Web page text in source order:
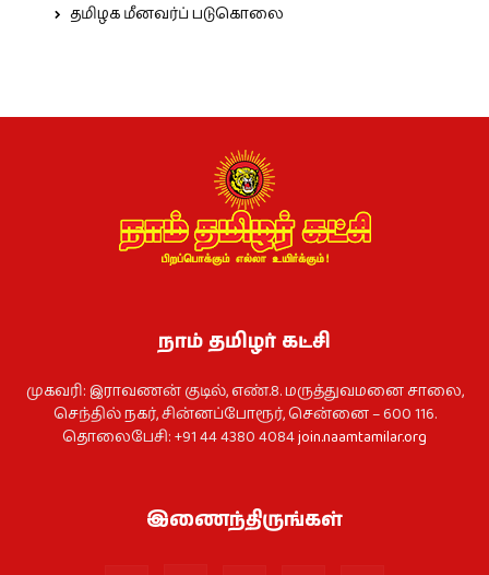
தமிழக மீனவர்ப் படுகொலை
நாம் தமிழர் கட்சி
முகவரி: இராவணன் குடில், எண்.8. மருத்துவமனை சாலை,
செந்தில் நகர், சின்னப்போரூர், சென்னை – 600 116.
தொலைபேசி: +91 44 4380 4084join.naamtamilar.org
இணைந்திருங்கள்